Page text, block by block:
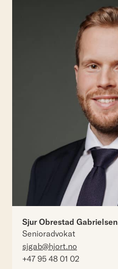
Sjur Obrestad Gabrielsen
Senioradvokat
sjgab@hjort.no
+47 95 48 01 02